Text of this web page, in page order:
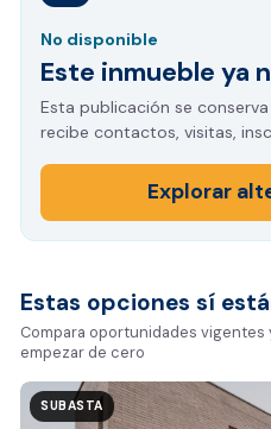
No disponible
Este inmueble ya
Esta publicación se
recibe contactos, visitas,
Explorar
Estas opciones sí
Compara oportunidades
empezar de cero
SUBASTA